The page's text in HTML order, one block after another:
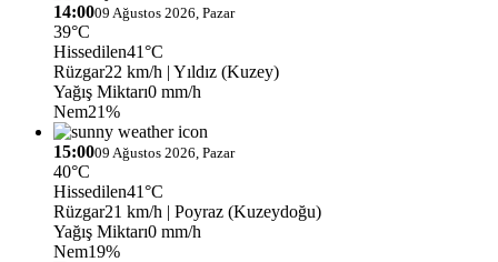
14:0009 Ağustos 2026, Pazar
39°C
Hissedilen41°C
Rüzgar22 km/h | Yıldız (Kuzey)
Yağış Miktarı0 mm/h
Nem21%
15:0009 Ağustos 2026, Pazar
40°C
Hissedilen41°C
Rüzgar21 km/h | Poyraz (Kuzeydoğu)
Yağış Miktarı0 mm/h
Nem19%